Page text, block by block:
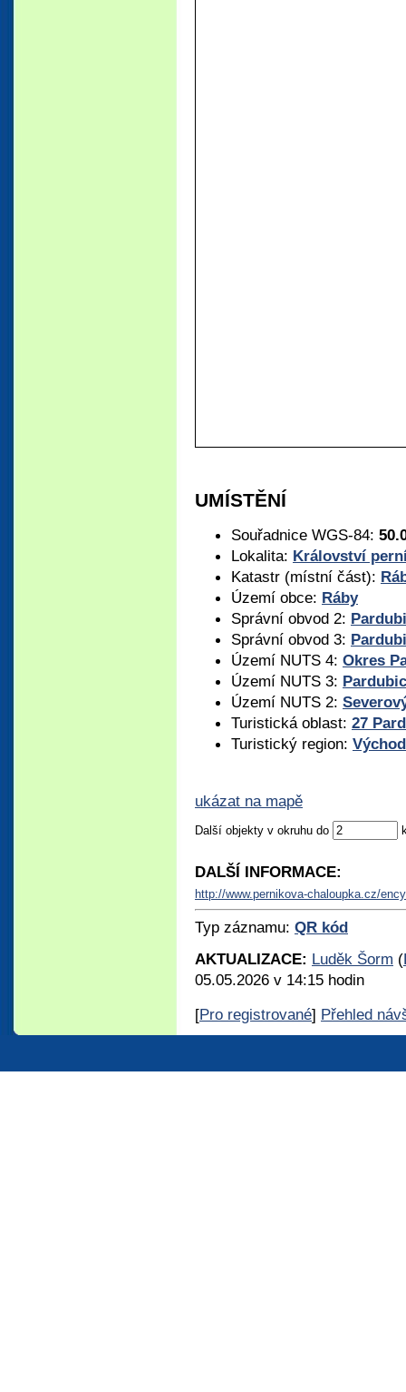
UMÍSTĚNÍ
Souřadnice WGS-84:
Lokalita: Království
Katastr (místní část):
Území obce: Ráby
Správní obvod 2:
Správní obvod 3:
Území NUTS 4: Okres
Území NUTS 3:
Území NUTS 2:
Turistická oblast: 27
Turistický region:
ukázat na mapě
Další objekty v okruhu do
DALŠÍ INFORMACE:
http://www.pernikova-chaloupka.cz/
Typ záznamu: QR kód
AKTUALIZACE: Luděk Šorm (
05.05.2026 v 14:15 hodin
[Pro registrované] Přehled